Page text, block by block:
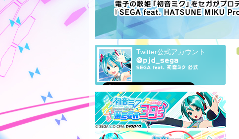
Twitter公式アカウント